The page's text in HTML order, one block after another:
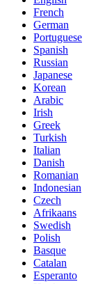
French
German
Portuguese
Spanish
Russian
Japanese
Korean
Arabic
Irish
Greek
Turkish
Italian
Danish
Romanian
Indonesian
Czech
Afrikaans
Swedish
Polish
Basque
Catalan
Esperanto